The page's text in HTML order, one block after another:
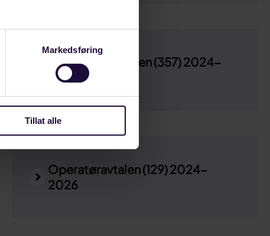
Markedsføring
Tillat alle
Oljeserviceavtalen (357) 2024-
2026
Operatøravtalen (129) 2024-
2026